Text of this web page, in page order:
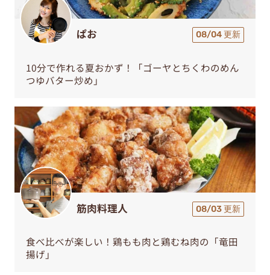
ぱお 08/04 更新
10分で作れる夏おかず！「ゴーヤとちくわのめん
つゆバター炒め」
筋肉料理人 08/03 更新
食べ比べが楽しい！鶏もも肉と鶏むね肉の「竜田
揚げ」